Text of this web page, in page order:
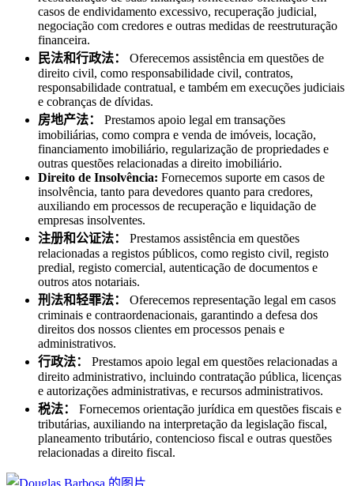
casos de endividamento excessivo, recuperação judicial,
negociação com credores e outras medidas de reestruturação
financeira.
民法和行政法：
Oferecemos assistência em questões de
direito civil, como responsabilidade civil, contratos,
responsabilidade contratual, e também em execuções judiciais
e cobranças de dívidas.
房地产法：
Prestamos apoio legal em transações
imobiliárias, como compra e venda de imóveis, locação,
financiamento imobiliário, regularização de propriedades e
outras questões relacionadas a direito imobiliário.
Direito de Insolvência: Fornecemos suporte em casos de
insolvência, tanto para devedores quanto para credores,
auxiliando em processos de recuperação e liquidação de
empresas insolventes.
注册和公证法：
Prestamos assistência em questões
relacionadas a registos públicos, como registo civil, registo
predial, registo comercial, autenticação de documentos e
outros atos notariais.
刑法和轻罪法：
Oferecemos representação legal em casos
criminais e contraordenacionais, garantindo a defesa dos
direitos dos nossos clientes em processos penais e
administrativos.
行政法：
Prestamos apoio legal em questões relacionadas a
direito administrativo, incluindo contratação pública, licenças
e autorizações administrativas, e recursos administrativos.
税法：
Fornecemos orientação jurídica em questões fiscais e
tributárias, auxiliando na interpretação da legislação fiscal,
planeamento tributário, contencioso fiscal e outras questões
relacionadas a direito fiscal.